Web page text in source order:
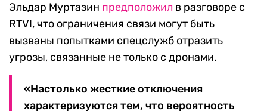
Эльдар Муртазин предположил в разговоре с
RTVI, что ограничения связи могут быть
вызваны попытками спецслужб отразить
угрозы, связанные не только с дронами.
«Настолько жесткие отключения
характеризуются тем, что вероятность